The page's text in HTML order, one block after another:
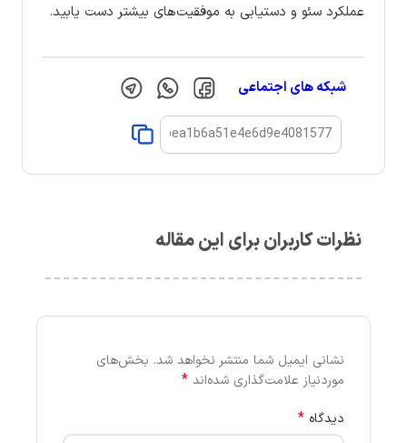
عملکرد سئو و دستیابی به موفقیت‌های بیشتر دست یابید.
شبکه های اجتماعی
نظرات کاربران برای این مقاله
نشانی ایمیل شما منتشر نخواهد شد. بخش‌های
موردنیاز علامت‌گذاری شده‌اند *
دیدگاه *